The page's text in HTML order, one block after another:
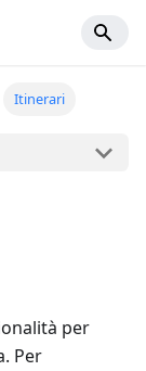
Itinerari
per
Per